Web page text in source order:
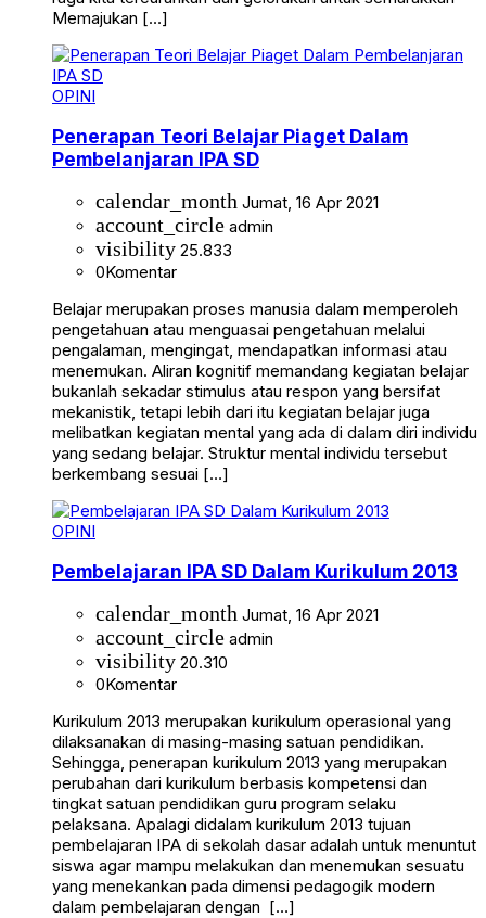
Memajukan […]
OPINI
Penerapan Teori Belajar Piaget Dalam
Pembelanjaran IPA SD
calendar_month Jumat, 16 Apr 2021
account_circle admin
visibility 25.833
0Komentar
Belajar merupakan proses manusia dalam memperoleh
pengetahuan atau menguasai pengetahuan melalui
pengalaman, mengingat, mendapatkan informasi atau
menemukan. Aliran kognitif memandang kegiatan belajar
bukanlah sekadar stimulus atau respon yang bersifat
mekanistik, tetapi lebih dari itu kegiatan belajar juga
melibatkan kegiatan mental yang ada di dalam diri individu
yang sedang belajar. Struktur mental individu tersebut
berkembang sesuai […]
OPINI
Pembelajaran IPA SD Dalam Kurikulum 2013
calendar_month Jumat, 16 Apr 2021
account_circle admin
visibility 20.310
0Komentar
Kurikulum 2013 merupakan kurikulum operasional yang
dilaksanakan di masing-masing satuan pendidikan.
Sehingga, penerapan kurikulum 2013 yang merupakan
perubahan dari kurikulum berbasis kompetensi dan
tingkat satuan pendidikan guru program selaku
pelaksana. Apalagi didalam kurikulum 2013 tujuan
pembelajaran IPA di sekolah dasar adalah untuk menuntut
siswa agar mampu melakukan dan menemukan sesuatu
yang menekankan pada dimensi pedagogik modern
dalam pembelajaran dengan […]